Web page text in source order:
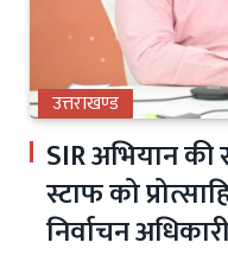
उत्तराखण्ड
SIR अभियान की
स्टाफ को
निर्वाचन अधिकारी